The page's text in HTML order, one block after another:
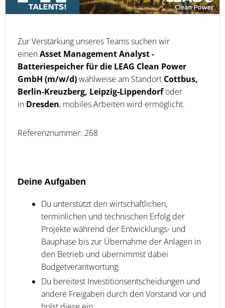
Zur Verstärkung unseres Teams suchen wir
einenAsset Management Analyst -
Batteriespeicher für die LEAG Clean Power
GmbH (m/w/d)wahlweise am Standort Cottbus,
Berlin-Kreuzberg, Leipzig-Lippendorfoder
in Dresden, mobiles Arbeiten wird ermöglicht.
Referenznummer: 268
Deine Aufgaben
Du unterstützt den wirtschaftlichen,
terminlichen und technischen Erfolg der
Projekte während der Entwicklungs- und
Bauphase bis zur Übernahme der Anlagen in
den Betrieb und übernimmst dabei
Budgetverantwortung.
Du bereitest Investitionsentscheidungen und
andere Freigaben durch den Vorstand vor und